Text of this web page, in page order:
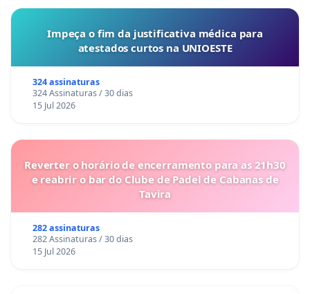
Impeça o fim da justificativa médica para
atestados curtos na UNIOESTE
324 assinaturas
324 Assinaturas / 30 dias
15 Jul 2026
Reverter o horário de encerramento para as 21h30
e reabrir o bar do Clube de Padel de Cabanas de
Tavira
282 assinaturas
282 Assinaturas / 30 dias
15 Jul 2026